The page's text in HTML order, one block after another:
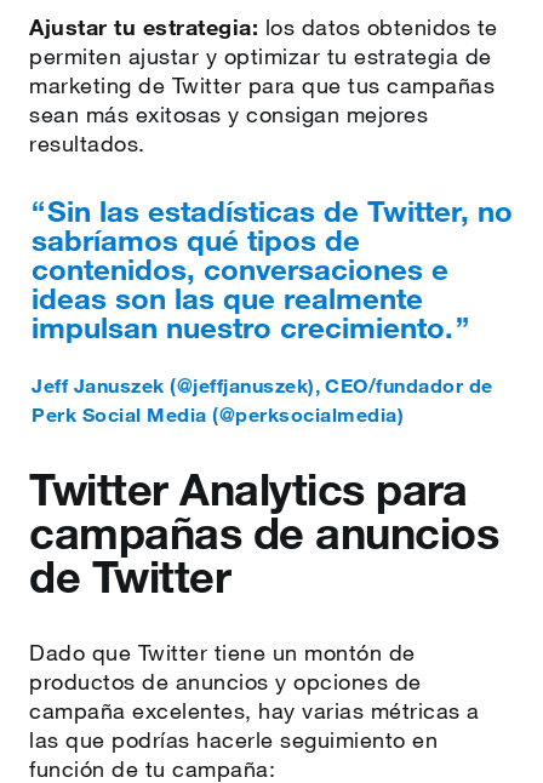
Ajustar tu estrategia: los datos obtenidos te
permiten ajustar y optimizar tu estrategia de
marketing de Twitter para que tus campañas
sean más exitosas y consigan mejores
resultados.
Sin las estadísticas de Twitter, no
sabríamos qué tipos de
contenidos, conversaciones e
ideas son las que realmente
impulsan nuestro crecimiento.
Jeff Januszek (@jeffjanuszek), CEO/fundador de
Perk Social Media (@perksocialmedia)
Twitter Analytics para
campañas de anuncios
de Twitter
Dado que Twitter tiene un montón de
productos de anuncios y opciones de
campaña excelentes, hay varias métricas a
las que podrías hacerle seguimiento en
función de tu campaña: